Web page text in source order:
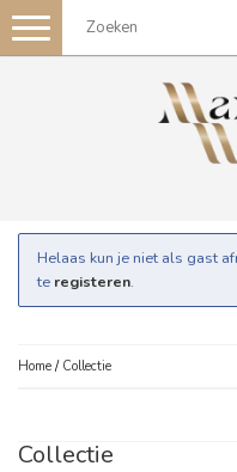
Toggle
navigation
Helaas kun je niet als gast
te registeren.
Home / Collectie
Collectie